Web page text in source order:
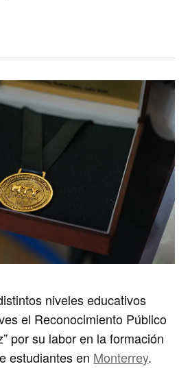
niveles educativos
el Reconocimiento Público
por su labor en la formación
estudiantes en Monterrey.